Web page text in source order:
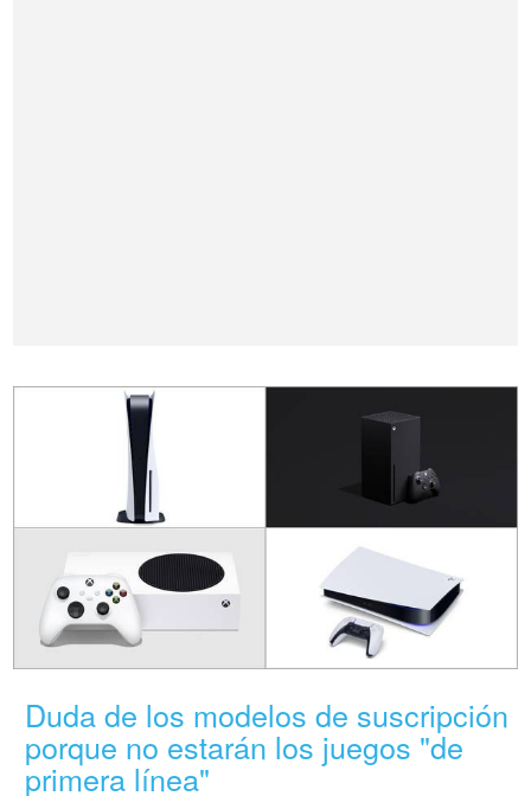
Duda de los modelos de suscripción
porque no estarán los juegos "de
primera línea"